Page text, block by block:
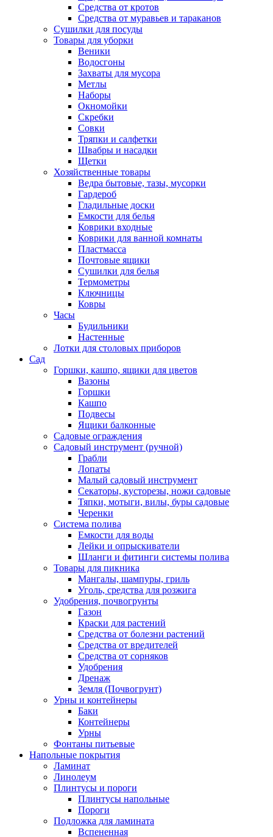
Средства от кротов
Средства от муравьев и тараканов
Сушилки для посуды
Товары для уборки
Веники
Водосгоны
Захваты для мусора
Метлы
Наборы
Окномойки
Скребки
Совки
Тряпки и салфетки
Швабры и насадки
Щетки
Хозяйственные товары
Ведра бытовые, тазы, мусорки
Гардероб
Гладильные доски
Емкости для белья
Коврики входные
Коврики для ванной комнаты
Пластмасса
Почтовые ящики
Сушилки для белья
Термометры
Ключницы
Ковры
Часы
Будильники
Настенные
Лотки для столовых приборов
Сад
Горшки, кашпо, ящики для цветов
Вазоны
Горшки
Кашпо
Подвесы
Ящики балконные
Садовые ограждения
Садовый инструмент (ручной)
Грабли
Лопаты
Малый садовый инструмент
Секаторы, кусторезы, ножи садовые
Тяпки, мотыги, вилы, буры садовые
Черенки
Система полива
Емкости для воды
Лейки и опрыскиватели
Шланги и фитинги системы полива
Товары для пикника
Мангалы, шампуры, гриль
Уголь, средства для розжига
Удобрения, почвогрунты
Газон
Краски для растений
Средства от болезни растений
Средства от вредителей
Средства от сорняков
Удобрения
Дренаж
Земля (Почвогрунт)
Урны и контейнеры
Баки
Контейнеры
Урны
Фонтаны питьевые
Напольные покрытия
Ламинат
Линолеум
Плинтусы и пороги
Плинтусы напольные
Пороги
Подложка для ламината
Вспененная